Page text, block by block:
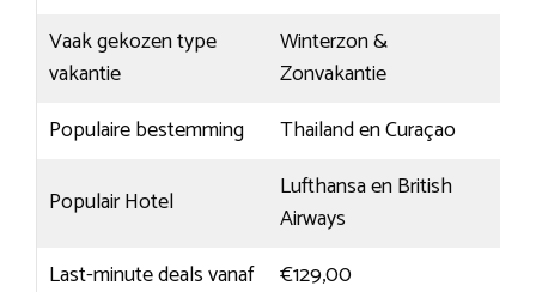
Vaak gekozen type
vakantie
Winterzon &
Zonvakantie
Populaire bestemming
Thailand en Curaçao
Populair Hotel
Lufthansa en British
Airways
Last-minute deals vanaf
€129,00